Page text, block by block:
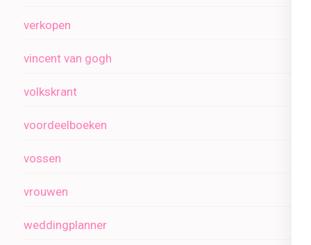
verkopen
vincent van gogh
volkskrant
voordeelboeken
vossen
vrouwen
weddingplanner